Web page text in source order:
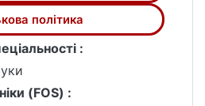
політика
:
(FOS) :